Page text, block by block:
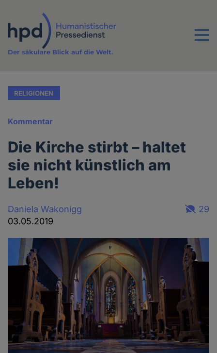
Inhalt
Menu
Der säkulare Blick auf die Welt.
RELIGIONEN
Kommentar
Die Kirche stirbt – haltet
sie nicht künstlich am
Leben!
Daniela Wakonigg
03.05.2019
29